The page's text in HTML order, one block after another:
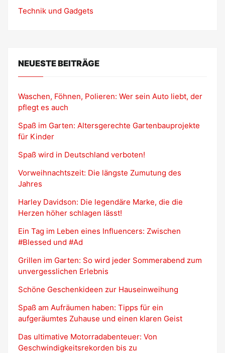
Technik und Gadgets
NEUESTE BEITRÄGE
Waschen, Föhnen, Polieren: Wer sein Auto liebt, der
pflegt es auch
Spaß im Garten: Altersgerechte Gartenbauprojekte
für Kinder
Spaß wird in Deutschland verboten!
Vorweihnachtszeit: Die längste Zumutung des
Jahres
Harley Davidson: Die legendäre Marke, die die
Herzen höher schlagen lässt!
Ein Tag im Leben eines Influencers: Zwischen
#Blessed und #Ad
Grillen im Garten: So wird jeder Sommerabend zum
unvergesslichen Erlebnis
Schöne Geschenkideen zur Hauseinweihung
Spaß am Aufräumen haben: Tipps für ein
aufgeräumtes Zuhause und einen klaren Geist
Das ultimative Motorradabenteuer: Von
Geschwindigkeitsrekorden bis zu